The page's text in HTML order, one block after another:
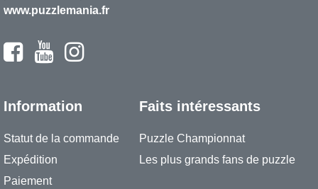
www.puzzlemania.fr
Information
Statut de la commande
Expédition
Paiement
Faits intéressants
Puzzle Championnat
Les plus grands fans de puzzle